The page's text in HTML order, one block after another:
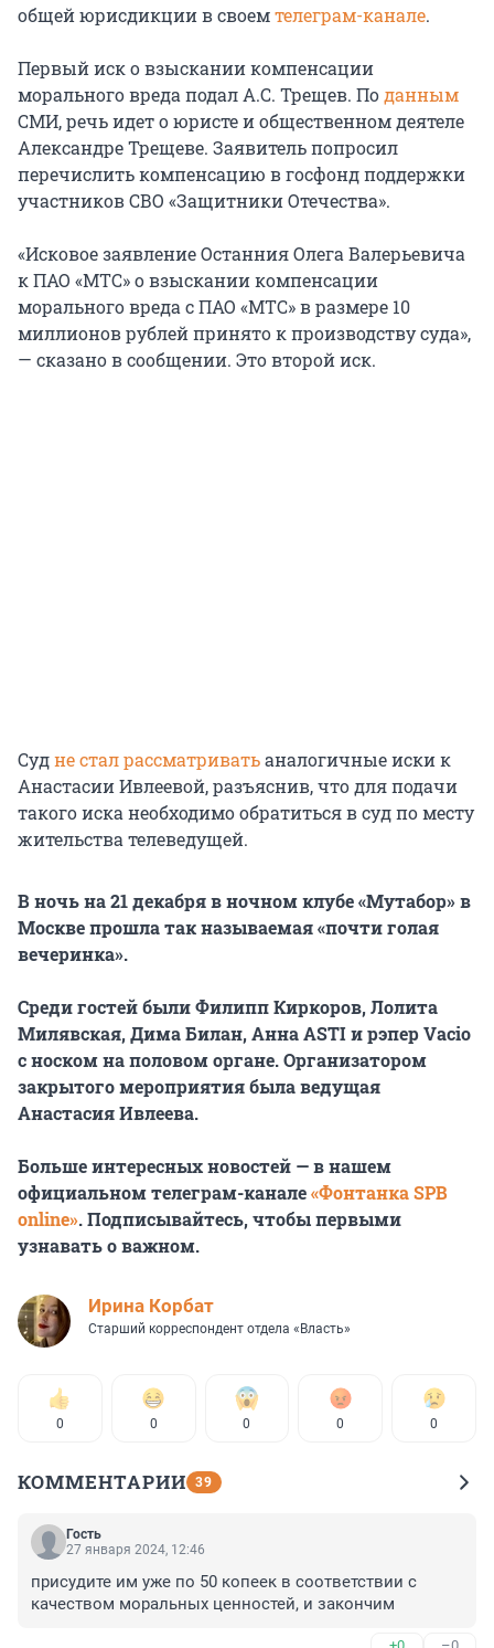
общей юрисдикции в своемтелеграм-канале.
Первый иск о взыскании компенсации
морального вреда подал А.С. Трещев. Поданным
СМИ, речь идет о юристе и общественном деятеле
Александре Трещеве. Заявитель попросил
перечислить компенсацию в госфонд поддержки
участников СВО «Защитники Отечества».
«Исковое заявление Останния Олега Валерьевича
к ПАО «МТС» о взыскании компенсации
морального вреда с ПАО «МТС» в размере 10
миллионов рублей принято к производству суда»,
— сказано в сообщении. Это второй иск.
Судне стал рассматриватьаналогичные иски к
Анастасии Ивлеевой, разъяснив, что для подачи
такого иска необходимо обратиться в суд по месту
жительства телеведущей.
В ночь на 21 декабря в ночном клубе «Мутабор» в
Москве прошла так называемая «почти голая
вечеринка».
Среди гостей были Филипп Киркоров, Лолита
Милявская, Дима Билан, Aнна ASTI и рэпер Vacio
с носком на половом органе. Организатором
закрытого мероприятия была ведущая
Анастасия Ивлеева.
Больше интересных новостей — в нашем
официальном телеграм-канале«Фонтанка SPB
online». Подписывайтесь, чтобы первыми
узнавать о важном.
Иpина Корбат
Старший корреспондент отдела «Власть»
0 0 0 0 0
КОММЕНТАРИИ 39
Гость
27 января 2024, 12:46
присудите им уже по 50 копеек в соответствии с
качеством моральных ценностей, и закончим